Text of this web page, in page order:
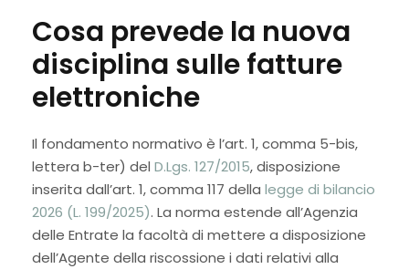
Cosa prevede la nuova
disciplina sulle fatture
elettroniche
Il fondamento normativo è l’art. 1, comma 5-bis,
lettera b-ter) del D.Lgs. 127/2015, disposizione
inserita dall’art. 1, comma 117 della legge di bilancio
2026 (L. 199/2025). La norma estende all’Agenzia
delle Entrate la facoltà di mettere a disposizione
dell’Agente della riscossione i dati relativi alla